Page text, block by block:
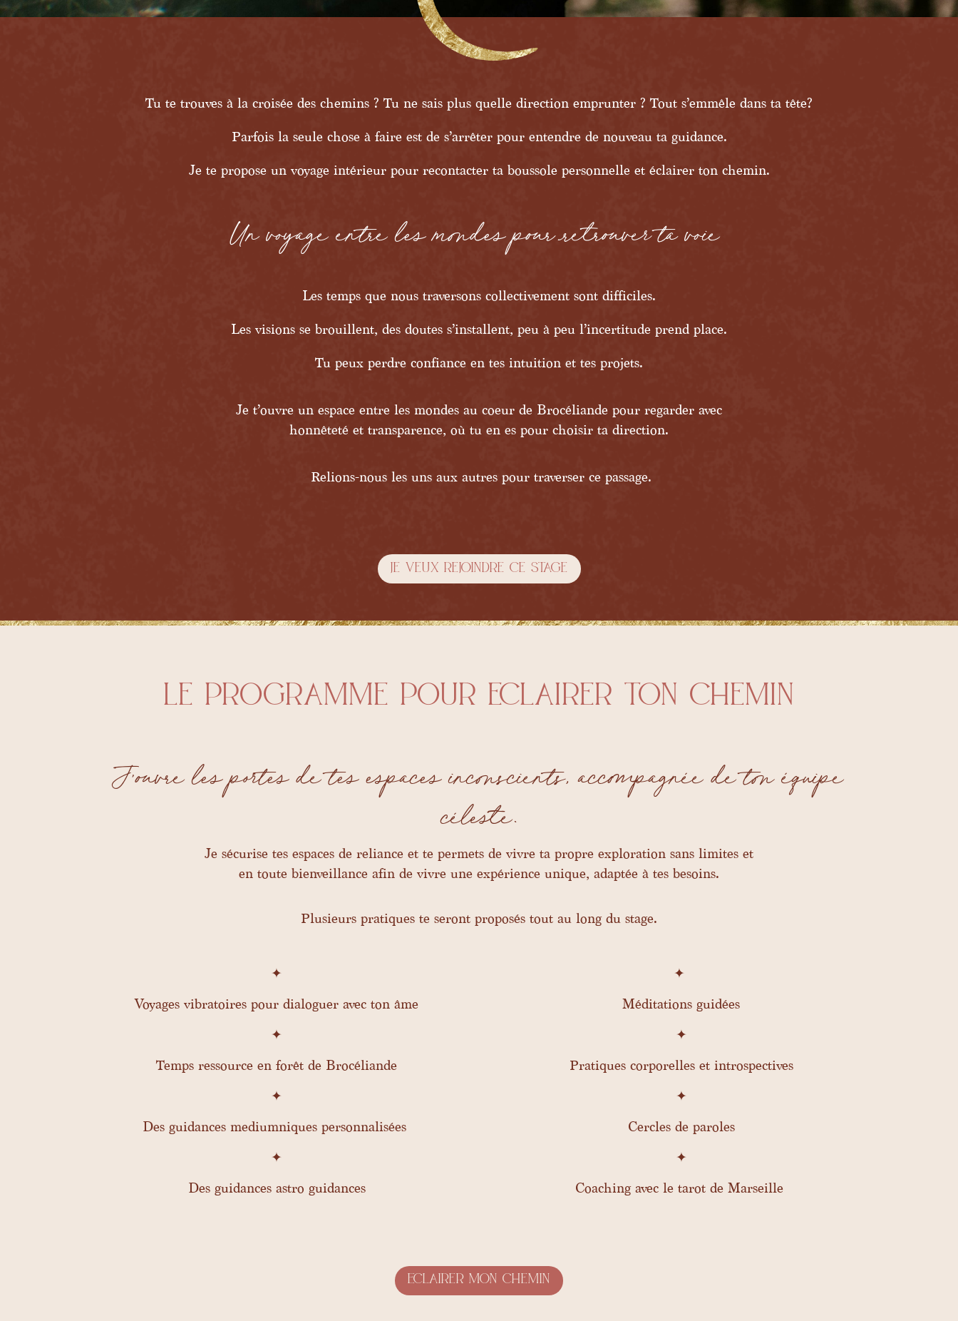
Tu te trouves à la croisée des chemins ? Tu ne sais plus quelle direction emprunter ? Tout s’emmêle dans ta tête?
Parfois la seule chose à faire est de s’arrêter pour entendre de nouveau ta guidance.
Je te propose un voyage intérieur pour recontacter ta boussole personnelle et éclairer ton chemin.
Un voyage entre les mondes pour retrouver ta voie
Les temps que nous traversons collectivement sont difficiles.
Les visions se brouillent, des doutes s’installent, peu à peu l’incertitude prend place.
Tu peux perdre confiance en tes intuition et tes projets.
Je t’ouvre un espace entre les mondes au coeur de Brocéliande pour regarder avec
honnêteté et transparence, où tu en es pour choisir ta direction.
Relions-nous les uns aux autres pour traverser ce passage.
Je veux rejoindre ce stage
le programme pour eclairer ton chemin
J’ouvre les portes de tes espaces inconscients, accompagnée de ton équipe
céleste.
Je sécurise tes espaces de reliance et te permets de vivre ta propre exploration sans limites et
en toute bienveillance afin de vivre une expérience unique, adaptée à tes besoins.
Plusieurs pratiques te seront proposés tout au long du stage.
✦
Voyages vibratoires pour dialoguer avec ton âme
✦
Temps ressource en forêtde Brocéliande
✦
Des guidances mediumniques personnalisées
✦
Des guidances astro guidances
✦
Méditations guidées
✦
Pratiques corporelles et introspectives
✦
Cercles de paroles
✦
Coaching avec le tarot de Marseille
Eclairer mon chemin